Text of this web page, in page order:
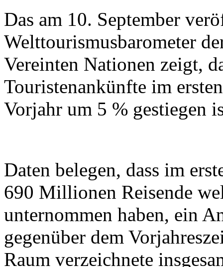
Das am 10. September
Welttourismusbarometer
Vereinten Nationen zeigt,
Touristenankünfte im
Vorjahr um 5 % gestiegen
Daten belegen, dass im
690 Millionen Reisende
unternommen haben, ein
gegenüber dem
Raum verzeichnete